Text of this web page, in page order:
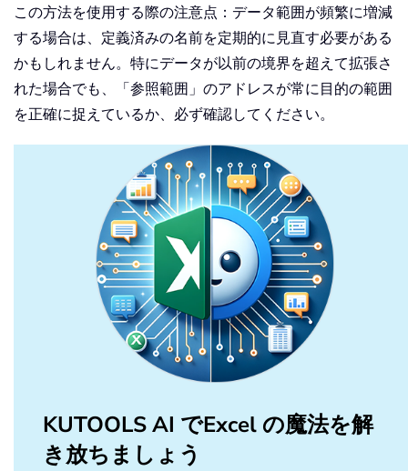
この方法を使用する際の注意点：データ範囲が頻繁に増減
する場合は、定義済みの名前を定期的に見直す必要がある
かもしれません。特にデータが以前の境界を超えて拡張さ
れた場合でも、「参照範囲」のアドレスが常に目的の範囲
を正確に捉えているか、必ず確認してください。
KUTOOLS AI でExcel の魔法を解
き放ちましょう